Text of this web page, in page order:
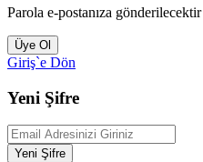
Parola e-postanıza gönderilecektir
Üye Ol
Giriş`e Dön
Yeni Şifre
Yeni Şifre